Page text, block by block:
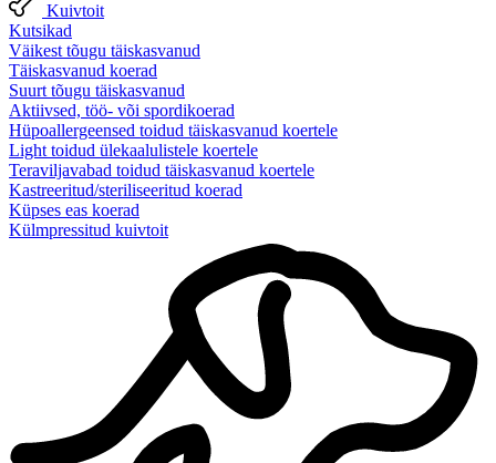
Kuivtoit
Kutsikad
Väikest tõugu täiskasvanud
Täiskasvanud koerad
Suurt tõugu täiskasvanud
Aktiivsed, töö- või spordikoerad
Hüpoallergeensed toidud täiskasvanud koertele
Light toidud ülekaalulistele koertele
Teraviljavabad toidud täiskasvanud koertele
Kastreeritud/steriliseeritud koerad
Küpses eas koerad
Külmpressitud kuivtoit